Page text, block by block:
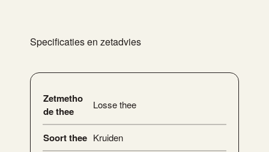
Specificaties en zetadvies
Zetmetho
de thee
Losse thee
Soort thee Kruiden